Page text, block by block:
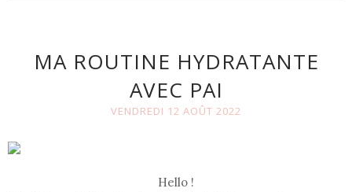
MA ROUTINE HYDRATANTE
AVEC PAI
VENDREDI 12 AOÛT 2022
Hello !